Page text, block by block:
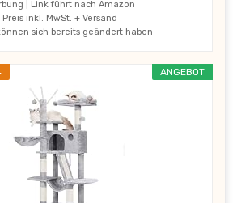
| Link führt nach Amazon
Preis inkl. MwSt. + Versand
sich bereits geändert haben
ANGEBOT